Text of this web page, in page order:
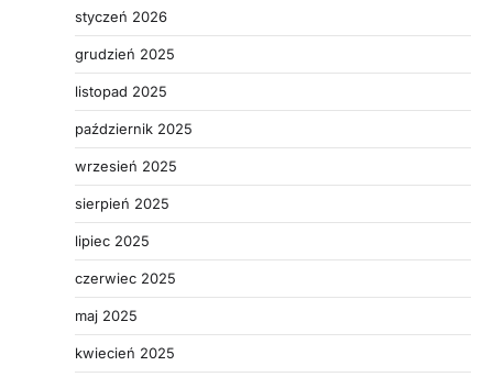
styczeń 2026
grudzień 2025
listopad 2025
październik 2025
wrzesień 2025
sierpień 2025
lipiec 2025
czerwiec 2025
maj 2025
kwiecień 2025